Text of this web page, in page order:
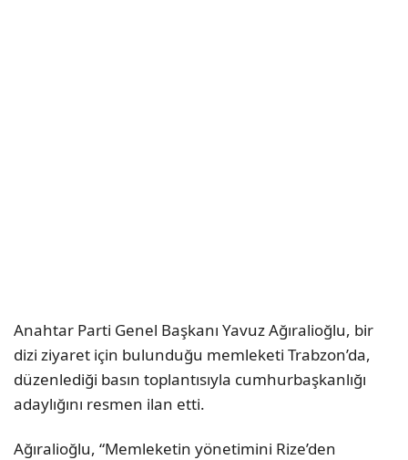
Anahtar Parti Genel Başkanı Yavuz Ağıralioğlu, bir
dizi ziyaret için bulunduğu memleketi Trabzon’da,
düzenlediği basın toplantısıyla cumhurbaşkanlığı
adaylığını resmen ilan etti.
Ağıralioğlu, “Memleketin yönetimini Rize’den